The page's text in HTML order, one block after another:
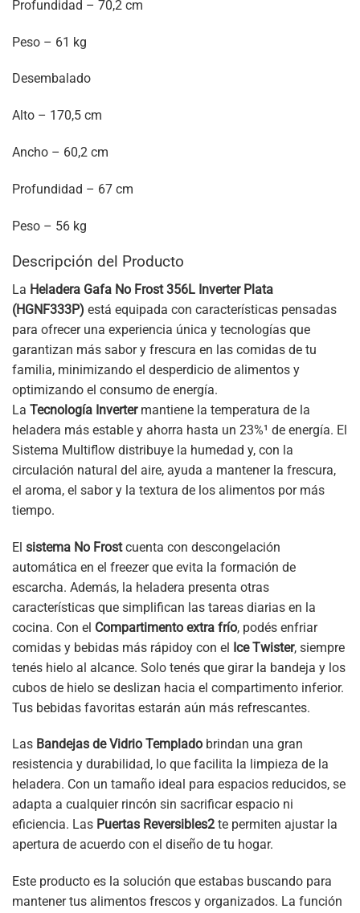
Profundidad – 70,2 cm
Peso – 61 kg
Desembalado
Alto – 170,5 cm
Ancho – 60,2 cm
Profundidad – 67 cm
Peso – 56 kg
Descripción del Producto
La Heladera Gafa No Frost 356L Inverter Plata
(HGNF333P) está equipada con características pensadas
para ofrecer una experiencia única y tecnologías que
garantizan más sabor y frescura en las comidas de tu
familia, minimizando el desperdicio de alimentos y
optimizando el consumo de energía.
La Tecnología Invertermantiene la temperatura de la
heladera más estable y ahorra hasta un 23%¹ de energía. El
Sistema Multiflow distribuye la humedad y, con la
circulación natural del aire, ayuda a mantener la frescura,
el aroma, el sabor y la textura de los alimentos por más
tiempo.
El sistema No Frostcuenta con descongelación
automática en el freezer que evita la formación de
escarcha. Además, la heladera presenta otras
características que simplifican las tareas diarias en la
cocina. Con el Compartimento extra frío, podés enfriar
comidas y bebidas más rápidoy con el Ice Twister, siempre
tenés hielo al alcance. Solo tenés que girar la bandeja y los
cubos de hielo se deslizan hacia el compartimento inferior.
Tus bebidas favoritas estarán aún más refrescantes.
Las Bandejas de Vidrio Templado brindan una gran
resistencia y durabilidad, lo que facilita la limpieza de la
heladera. Con un tamaño ideal para espacios reducidos, se
adapta a cualquier rincón sin sacrificar espacio ni
eficiencia. Las Puertas Reversibles2 te permiten ajustar la
apertura de acuerdo con el diseño de tu hogar.
Este producto es la solución que estabas buscando para
mantener tus alimentos frescos y organizados. La función